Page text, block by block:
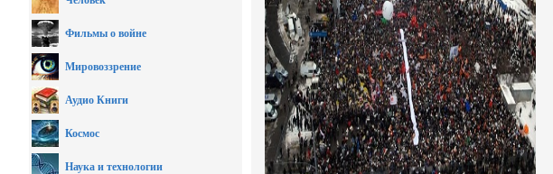
Фильмы о войне
Мировоззрение
Аудио Книги
Космос
Наука и технологии